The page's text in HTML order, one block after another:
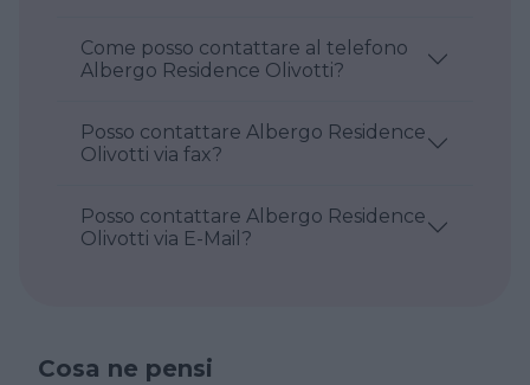
Come posso contattare al telefono
Albergo Residence Olivotti?
Posso contattare Albergo Residence
Olivotti via fax?
Posso contattare Albergo Residence
Olivotti via E-Mail?
Cosa ne pensi